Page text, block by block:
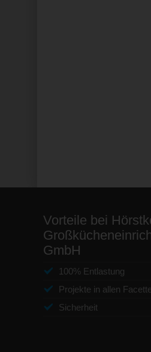
Vorteile bei
GmbH
100% Entlastung
Projekte in allen
Sicherheit